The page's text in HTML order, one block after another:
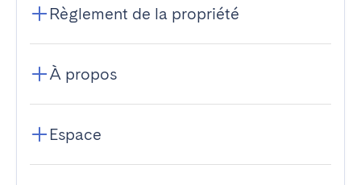
Règlement de la propriété
À propos
Espace